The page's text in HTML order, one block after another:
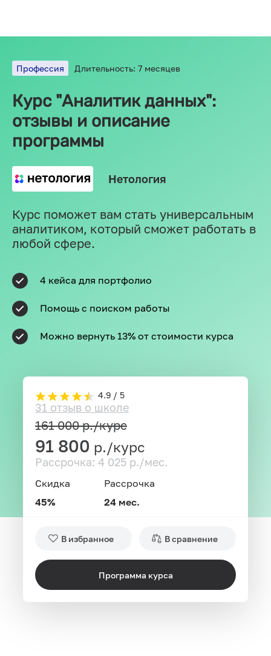
Профессия Длительность: 7 месяцев
Курс "Аналитик данных":
отзывы и описание
программы
Нетология
Курс поможет вам стать универсальным
аналитиком, который сможет работать в
любой сфере.
4 кейса для портфолио
Помощь с поиском работы
Можно вернуть 13% от стоимости курса
4.9 / 5
31 отзыв о школе
161 000р./курс
91 800 р./курс
Рассрочка: 4 025 р./мес.
Скидка
45%
Рассрочка
24 мес.
В избранное В сравнение
Программа курса